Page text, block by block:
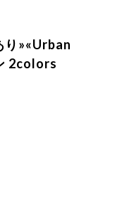
»«Urban
2colors